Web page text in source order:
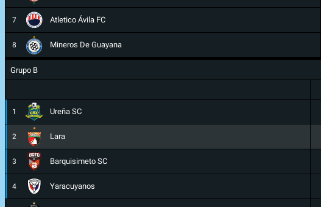
7 Atletico Ávila FC
8 Mineros De Guayana
Grupo B
1 Ureña SC
2 Lara
3 Barquisimeto SC
4 Yaracuyanos